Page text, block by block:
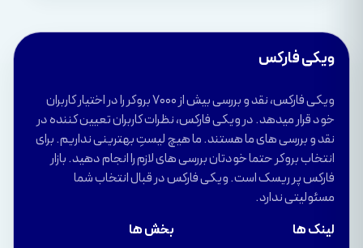
ویکی فارکس
ویکی فارکس، نقد و بررسی بیش از 7000 بروکر را در اختیار کاربران
خود قرار میدهد. در ویکی فارکس، نظرات کاربران تعیین کننده در
نقد و بررسی های ما هستند. ما هیچ لیستِ بهترینی نداریم. برای
انتخاب بروکر حتما خودتان بررسی های لازم را انجام دهید. بازار
فارکس پر ریسک است. ویکی فارکس در قبال انتخاب شما
مسئولیتی ندارد.
لینک ها
بخش ها